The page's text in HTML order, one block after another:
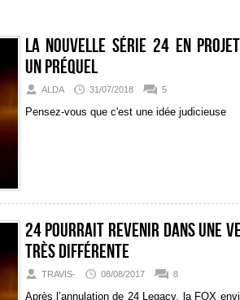
La nouvelle série 24 en
un préquel
ALDA 31/07/2018 5
Pensez-vous que c'est une idée judicieuse
24 pourrait revenir dans une
très différente
TRAVIS- 08/08/2017 8
Après l’annulation de 24 Legacy, la FOX